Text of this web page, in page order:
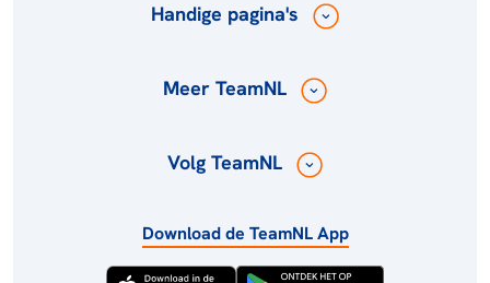
Handige pagina's
Meer TeamNL
Volg TeamNL
Download de TeamNL App